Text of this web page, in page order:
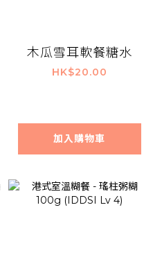
木瓜雪耳軟餐糖水
HK$20.00
加入購物車